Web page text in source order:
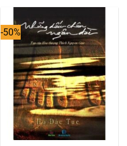
-50%
Hết hàng